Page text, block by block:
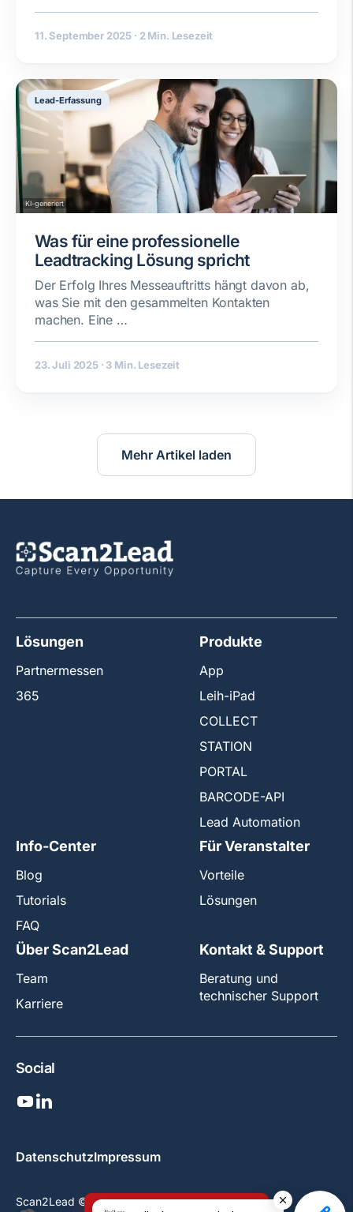
11. September 2025 · 2 Min. Lesezeit
Lead-Erfassung
KI-generiert
Was für eine professionelle
Leadtracking Lösung spricht
Der Erfolg Ihres Messeauftritts hängt davon ab,
was Sie mit den gesammelten Kontakten
machen. Eine …
23. Juli 2025 · 3 Min. Lesezeit
Mehr Artikel laden
Lösungen
Partnermessen
365
Produkte
App
Leih-iPad
COLLECT
STATION
PORTAL
BARCODE-API
Lead Automation
Info-Center
Blog
Tutorials
FAQ
Für Veranstalter
Vorteile
Lösungen
Über Scan2Lead
Team
Karriere
Kontakt & Support
Beratung und
technischer Support
Social
Scan2Lead © 2026 All rights reserved.
DatenschutzImpressum